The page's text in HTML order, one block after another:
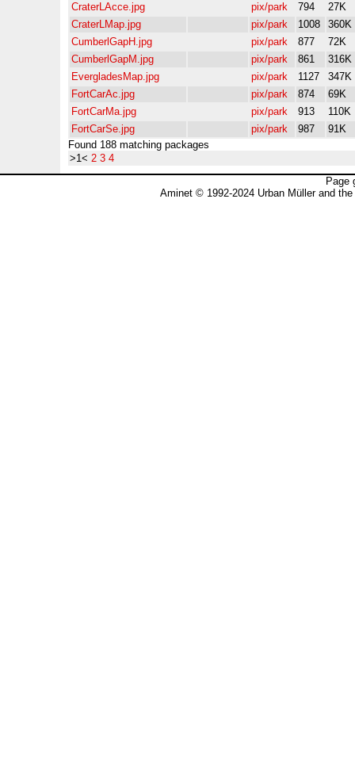
CraterLAcce.jpg
pix/park 794
27K
CraterLMap.jpg
pix/park 1008
360K
CumberlGapH.jpg
pix/park 877
72K
CumberlGapM.jpg
pix/park 861
316K
EvergladesMap.jpg
pix/park 1127
347K
FortCarAc.jpg
pix/park 874
69K
FortCarMa.jpg
pix/park 913
110K
FortCarSe.jpg
pix/park 987
91K
Found 188 matching packages
>1< 2 3 4
Page
Aminet © 1992-2024 Urban Müller and the